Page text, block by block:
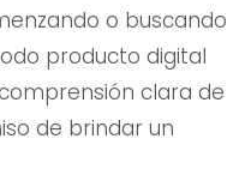
o buscando
producto digital
clara de
de brindar un